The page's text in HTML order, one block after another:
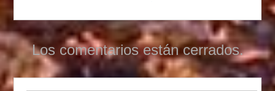
Los comentarios están cerrados.